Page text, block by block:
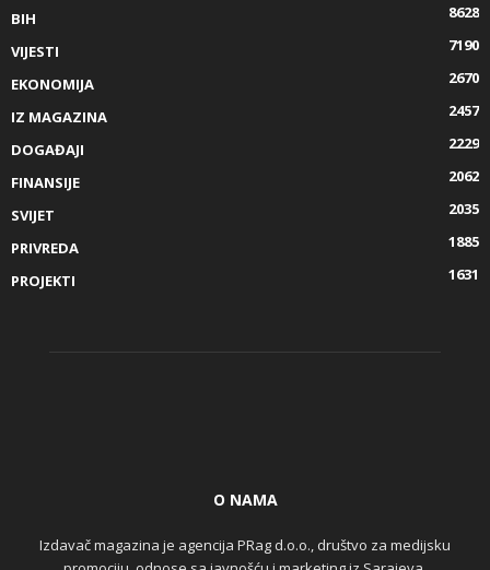
BIH
8628
VIJESTI
7190
EKONOMIJA
2670
IZ MAGAZINA
2457
DOGAĐAJI
2229
FINANSIJE
2062
SVIJET
2035
PRIVREDA
1885
PROJEKTI
1631
O NAMA
Izdavač magazina je agencija PRag d.o.o., društvo za medijsku